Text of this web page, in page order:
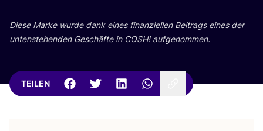
Die­se Mar­ke wur­de dank eines finan­zi­el­len Bei­trags eines der
unten­ste­hen­den Geschäf­te in COSH! aufgenommen.
TEILEN